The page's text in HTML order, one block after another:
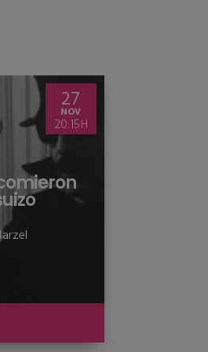
27
NOV
20:15